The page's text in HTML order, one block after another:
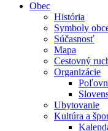
Obec
História
Symboly
Súčasnosť
Mapa
Cestovný
Organizácie
Ubytovanie
Kultúra a